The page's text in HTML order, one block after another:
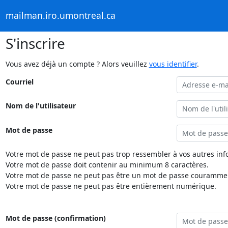
mailman.iro.umontreal.ca
S'inscrire
Vous avez déjà un compte ? Alors veuillez vous identifier.
Courriel
Nom de l'utilisateur
Mot de passe
Votre mot de passe ne peut pas trop ressembler à vos autres
Votre mot de passe doit contenir au minimum 8 caractères.
Votre mot de passe ne peut pas être un mot de passe
Votre mot de passe ne peut pas être entièrement numérique.
Mot de passe (confirmation)